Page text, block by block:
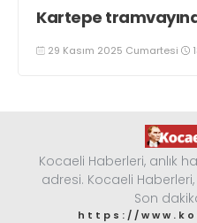
Kartepe
29 Kasım 2025 Cumartesi
Kocaeli Haberleri, anlık
adresi. Kocaeli
Son
https://